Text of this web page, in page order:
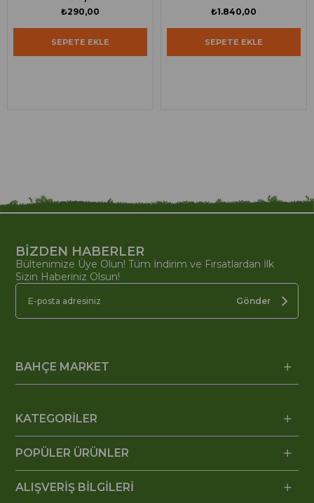
₺290,00
SEPETE EKLE
₺1.840,00
SEPETE EKLE
BİZDEN HABERLER
Bültenimize Üye Olun! Tüm İndirim ve Fırsatlardan İlk
Sizin Haberiniz Olsun!
Gönder
BAHÇE MARKET
KATEGORİLER
POPÜLER ÜRÜNLER
ALIŞVERİŞ BİLGİLERİ